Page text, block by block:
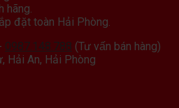
hãng.
đặt toàn Hải Phòng.
0987.148.788 (Tư vấn bán hàng)
Hải An, Hải Phòng